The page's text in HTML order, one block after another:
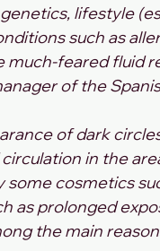
lifestyle
such as
feared fluid
of the
of dark
in the
cosmetics
as prolonged
the main